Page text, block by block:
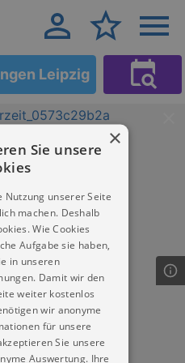
Leipzig
×
Sie unsere
Nutzung unserer Seite
machen. Deshalb
Wie Cookies
Aufgabe sie haben,
in unseren
Damit wir den
weiter kostenlos
wir anonyme
für unsere
Sie unsere
Auswertung. Ihre